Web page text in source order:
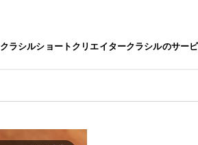
クラシルショートクリエイタークラシルのサー